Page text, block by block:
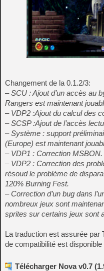
Changement de la 0.1.2/3:
– SCU : Ajout d’un accès au
Rangers est maintenant
– VDP2 :Ajout du calcul des
– SCSP :Ajout de l’accès
– Système : support
(Europe) est maintenant
– VDP1 : Correction MSBON.
– VDP2 : Correction des
résoud le problème de
120% Burning Fest.
– Correction d’un bug dans
nombreux jeux sont
sprites sur certains jeux sont
La traduction est assurée par
de compatibilité est disponible
Télécharger Nova v0.7